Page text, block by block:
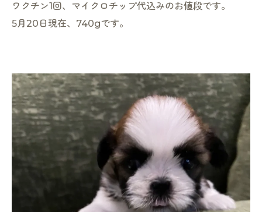
ワクチン1回、マイクロチップ代込みのお値段です。
5月20日現在、740gです。